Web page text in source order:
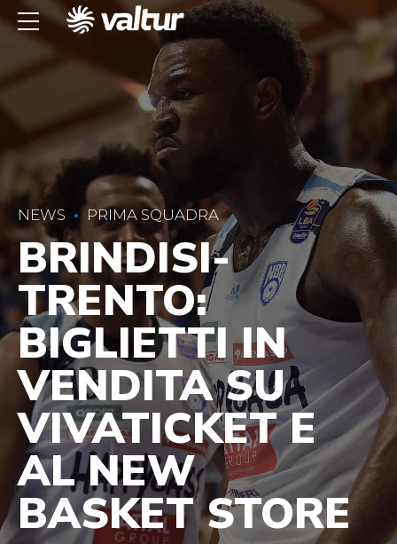
NEWS PRIMA SQUADRA
BRINDISI-
TRENTO:
BIGLIETTI IN
VENDITA SU
VIVATICKET E
AL NEW
BASKET STORE